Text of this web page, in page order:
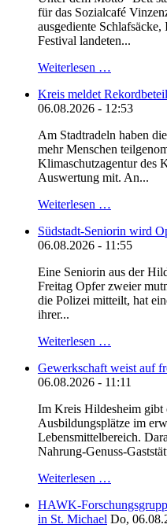
für das Sozialcafé
ausgediente
Festival landeten...
Weiterlesen …
Kreis meldet
06.08.2026 - 12:53
Am Stadtradeln haben
mehr Menschen
Klimaschutzagentur des
Auswertung mit. An...
Weiterlesen …
Südstadt-Seniorin wird
06.08.2026 - 11:55
Eine Seniorin aus der
Freitag Opfer zweier
die Polizei mitteilt, hat
ihrer...
Weiterlesen …
Gewerkschaft weist auf
06.08.2026 - 11:11
Im Kreis Hildesheim gibt
Ausbildungsplätze im
Lebensmittelbereich.
Nahrung-Genuss-
Weiterlesen …
HAWK-
in St. Michael Do,